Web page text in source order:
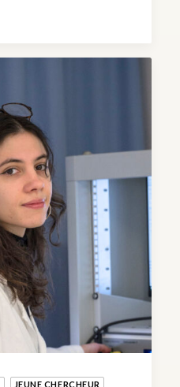
JEUNE CHERCHEUR